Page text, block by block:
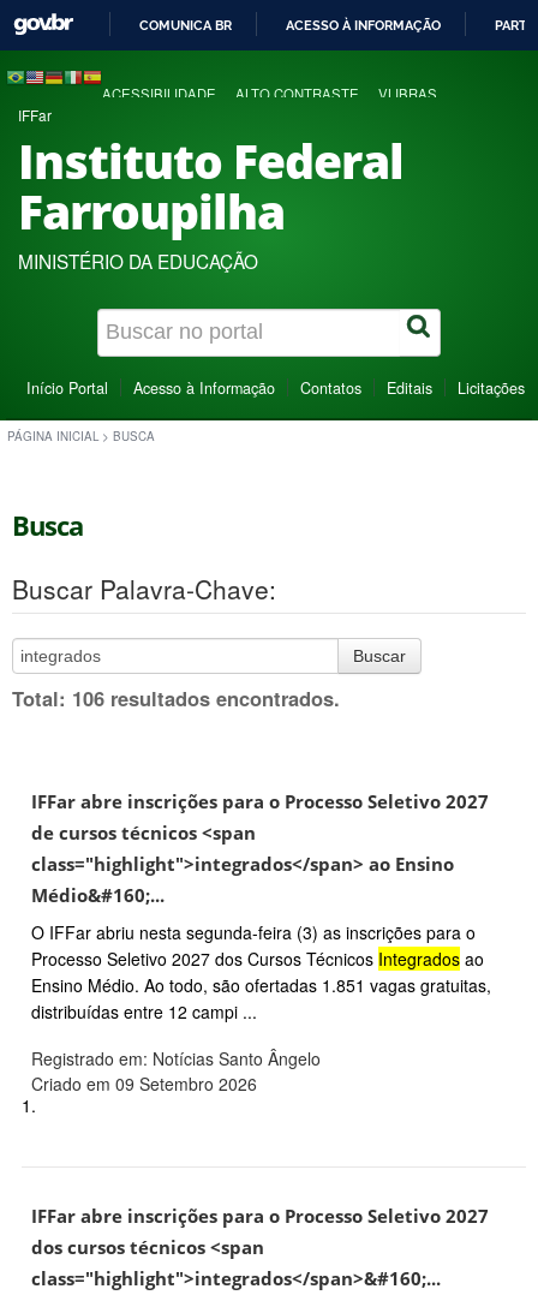
COMUNICA BR ACESSO À INFORMAÇÃO
ACESSIBILIDADE ALTO CONTRASTE VLIBRAS
IFFar
Instituto Federal
Farroupilha
MINISTÉRIO DA EDUCAÇÃO
Início Portal Acesso à Informação Contatos Editais Licitações
PÁGINA INICIAL > BUSCA
Busca
Buscar Palavra-Chave:
Buscar
Total: 106 resultados encontrados.
IFFar abre inscrições para o Processo Seletivo 2027
de cursos técnicos <span
class="highlight">integrados</span> ao Ensino
Médio&#160;...
O IFFar abriu nesta segunda-feira (3) as inscrições para o
Processo Seletivo 2027 dos Cursos Técnicos Integrados ao
Ensino Médio. Ao todo, são ofertadas 1.851 vagas gratuitas,
distribuídas entre 12 campi ...
Registrado em: Notícias Santo Ângelo
Criado em 09 Setembro 2026
1.
IFFar abre inscrições para o Processo Seletivo 2027
dos cursos técnicos <span
class="highlight">integrados</span>&#160;...